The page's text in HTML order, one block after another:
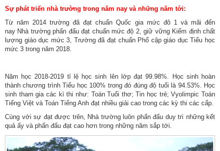
Sự phát triển nhà trường trong năm nay và những năm tới:
Từ năm 2014 trường đã đạt chuẩn Quốc gia mức đô 1 và mãi đến
nay Nhà trường phấn đấu đạt chuẩn mức độ 2, giữ vững Kiểm định chất
lượng giáo dục mức 3, Trường đã đạt chuẩn Phổ cập giáo dục Tiểu học
mức 3 trong năm 2018.
Năm học 2018-2019 tỉ lệ học sinh lên lớp đạt 99.98%. Học sinh hoàn
thành chương trình Tiểu học 100% trong đó đúng độ tuổi là 94.53%. Học
sinh tham gia các kì thi như: Toán Tuổi thơ; Tin học trẻ; Vyolimpic Toán
Tiếng Việt và Toán Tiếng Anh đạt nhiều giải cao trong các kỳ thi các cấp.
Cùng với sự đạt được trên, Nhà trường luôn phấn đấu duy trì những kết
quả ấy và phấn đấu đạt cao hơn trong những năm sắp tới.